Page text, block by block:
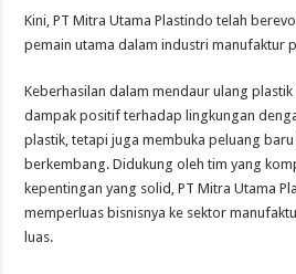
Kini, PT Mitra Utama Plastindo telah
pemain utama dalam industri manufaktur
Keberhasilan dalam mendaur ulang
dampak positif terhadap lingkungan
plastik, tetapi juga membuka peluang
berkembang. Didukung oleh tim yang
kepentingan yang solid, PT Mitra Utama
memperluas bisnisnya ke sektor
luas.